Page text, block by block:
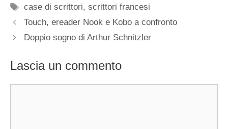
Tag
case di scrittori,scrittori francesi
Touch, ereader Nook e Kobo a confronto
Doppio sogno di Arthur Schnitzler
Lascia un commento